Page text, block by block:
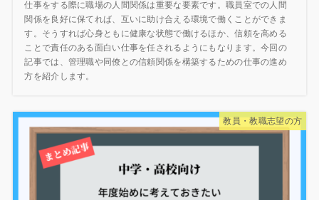
仕事をする際に職場の人間関係は重要な要素です。職員室での人間
関係を良好に保てれば、互いに助け合える環境で働くことができま
す。そうすれば心身ともに健康な状態で働けるほか、信頼を高める
ことで責任のある面白い仕事を任されるようにもなります。今回の
記事では、管理職や同僚との信頼関係を構築するための仕事の進め
方を紹介します。
教員・教職志望の方